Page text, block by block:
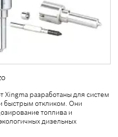
Xingma разработаны для систем
быстрым откликом. Они
топлива и
дизельных